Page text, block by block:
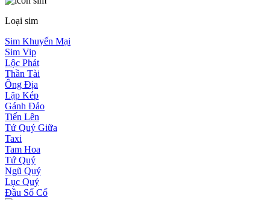
Loại sim
Sim Khuyến Mại
Sim Vip
Lộc Phát
Thần Tài
Ông Địa
Lặp Kép
Gánh Đảo
Tiến Lên
Tứ Quý Giữa
Taxi
Tam Hoa
Tứ Quý
Ngũ Quý
Lục Quý
Đầu Số Cổ